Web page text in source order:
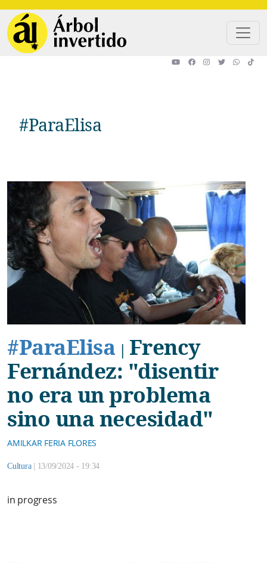
#ParaElisa
#ParaElisa | Frency
Fernández: "disentir
no era un problema
sino una necesidad"
AMILKAR FERIA FLORES
Cultura | 13/09/2024 - 19:34
in progress